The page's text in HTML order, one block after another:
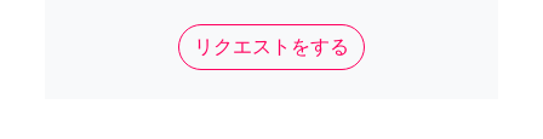
リクエストをする